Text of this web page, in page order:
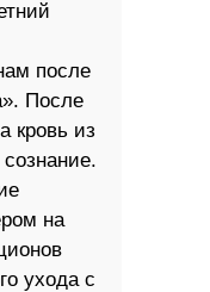
после
После
кровь из
на
ухода с